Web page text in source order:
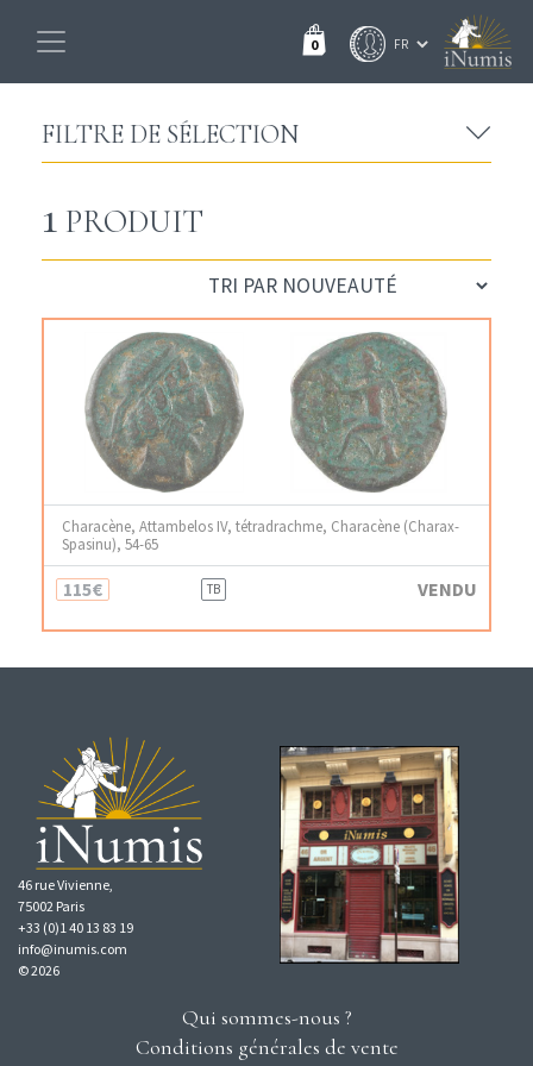
0
FILTRE DE SÉLECTION
1 PRODUIT
Characène, Attambelos IV, tétradrachme, Characène (Charax-
Spasinu), 54-65
115€ TB VENDU
46 rue Vivienne,
75002 Paris
+33 (0)1 40 13 83 19
info@inumis.com
© 2026
Qui sommes-nous ?
Conditions générales de vente